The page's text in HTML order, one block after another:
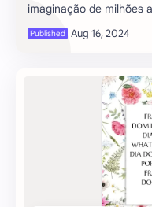
imaginação de milhões
Luffy, o protagonista de
personalidade vibrante,